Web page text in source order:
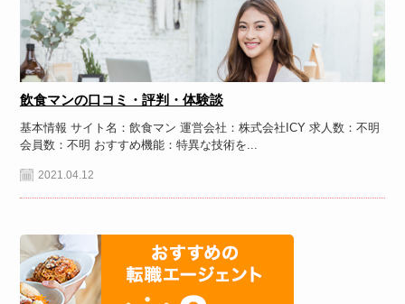
飲食マンの口コミ・評判・体験談
基本情報 サイト名：飲食マン 運営会社：株式会社ICY 求人数：不明
会員数：不明 おすすめ機能：特異な技術を...
2021.04.12